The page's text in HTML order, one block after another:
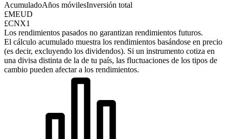
AcumuladoAños móvilesInversión total
£MEUD
£CNX1
Los rendimientos pasados no garantizan rendimientos futuros.
El cálculo acumulado muestra los rendimientos basándose en precio
(es decir, excluyendo los dividendos). Si un instrumento cotiza en
una divisa distinta de la de tu país, las fluctuaciones de los tipos de
cambio pueden afectar a los rendimientos.